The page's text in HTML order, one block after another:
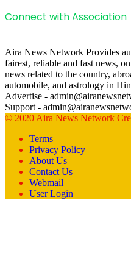
Connect with Association
Aira News Network Provides
fairest, reliable and fast news,
news related to the country,
automobile, and astrology in
Advertise -
Support -
© 2020 Aira News Network
Terms
Privacy Policy
About Us
Contact Us
Webmail
User Login